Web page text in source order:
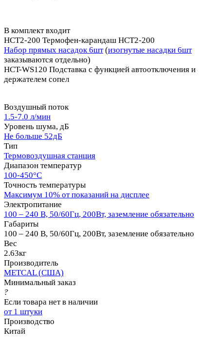
В комплект входит
HCT2-200 Термофен-карандаш HCT2-200
Набор прямых насадок 6шт(изогнутые насадки 6шт
заказываются отдельно)
HCT-WS120 Подставка с функцией автоотключения и
держателем сопел
Воздушный поток
1.5-7.0 л/мин
Уровень шума, дБ
Не больше 52дБ
Тип
Термовоздушная станция
Диапазон температур
100-450°С
Точность температуры
Максимум 10% от показаний на дисплее
Электропитание
100 – 240 В, 50/60Гц, 200Вт, заземление обязательно
Габариты
100 – 240 В, 50/60Гц, 200Вт, заземление обязательно
Вес
2.63кг
Производитель
METCAL (США)
Минимальный заказ
?
Если товара нет в наличии
от 1 штуки
Производство
Китай